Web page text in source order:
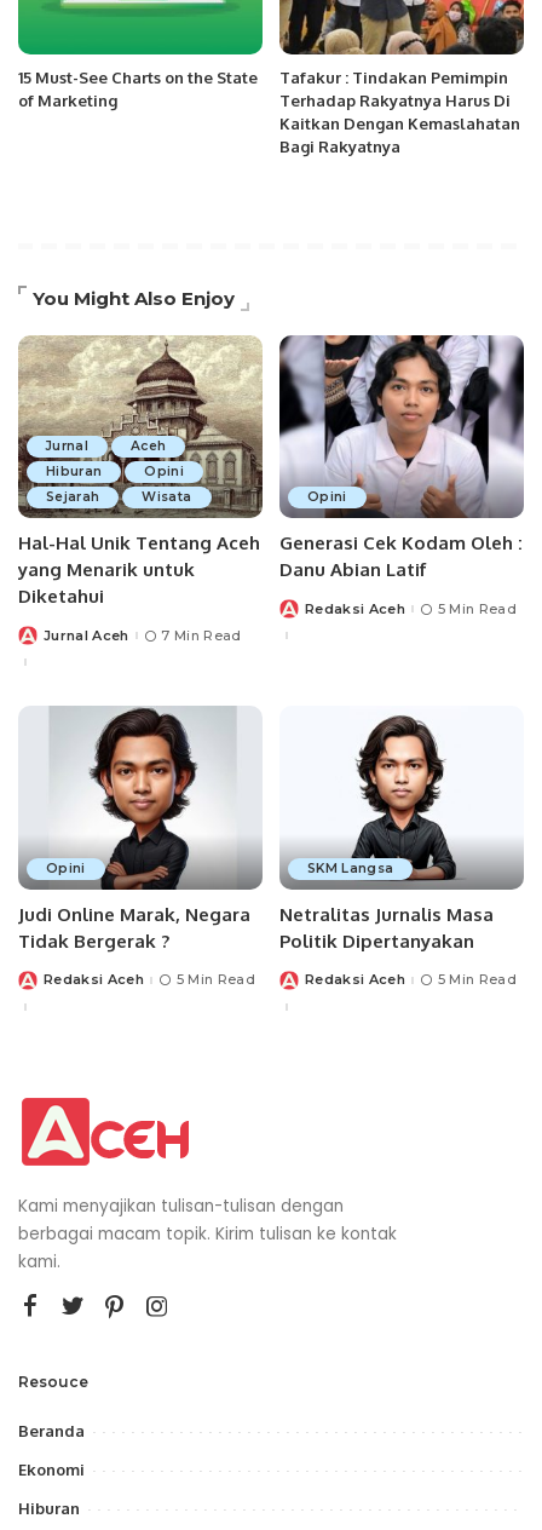
15 Must-See Charts on the State
of Marketing
Tafakur : Tindakan Pemimpin
Terhadap Rakyatnya Harus Di
Kaitkan Dengan Kemaslahatan
Bagi Rakyatnya
You Might Also Enjoy
Jurnal
Aceh
Hiburan
Opini
Sejarah
Wisata
Hal-Hal Unik Tentang Aceh
yang Menarik untuk
Diketahui
PostedJurnal Aceh 7 Min Read
Opini
Generasi Cek Kodam Oleh :
Danu Abian Latif
PostedRedaksi Aceh 5 Min Read
Opini
Judi Online Marak, Negara
Tidak Bergerak ?
PostedRedaksi Aceh 5 Min Read
SKM Langsa
Netralitas Jurnalis Masa
Politik Dipertanyakan
PostedRedaksi Aceh 5 Min Read
Kami menyajikan tulisan-tulisan dengan
berbagai macam topik. Kirim tulisan ke kontak
kami.
Resouce
Beranda
Ekonomi
Hiburan